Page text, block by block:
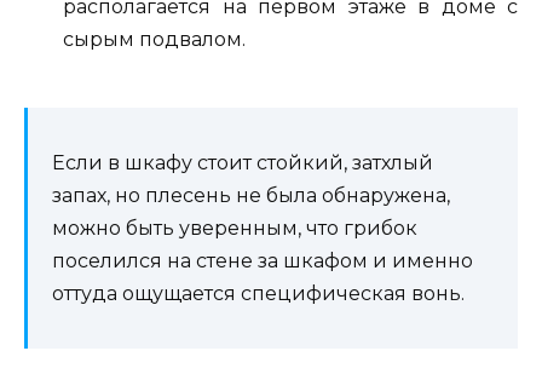
располагается на первом этаже в доме с
сырым подвалом.
Если в шкафу стоит стойкий, затхлый
запах, но плесень не была обнаружена,
можно быть уверенным, что грибок
поселился на стене за шкафом и именно
оттуда ощущается специфическая вонь.